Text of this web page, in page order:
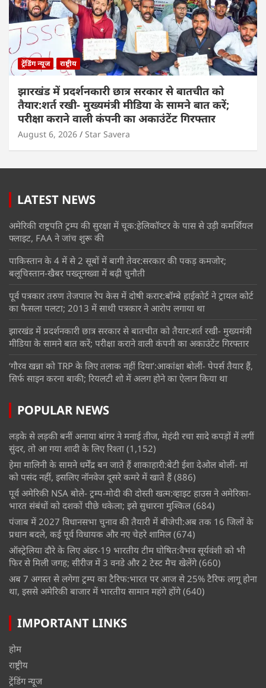
ट्रेंडिंग न्यूज राष्ट्रीय
झारखंड में प्रदर्शनकारी छात्र सरकार से बातचीत को
तैयार:शर्त रखी- मुख्यमंत्री मीडिया के सामने बात करें;
परीक्षा कराने वाली कंपनी का अकाउंटेंट गिरफ्तार
August 6, 2026 Star Savera
LATEST NEWS
अमेरिकी राष्ट्रपति ट्रम्प की सुरक्षा में चूक:हेलिकॉप्टर के पास से उड़ी कमर्शियल
फ्लाइट, FAA ने जांच शुरू की
पाकिस्तान के 4 में से 2 सूबों में बागी तेवर:सरकार की पकड़ कमजोर;
बलूचिस्तान-खैबर पख्तूनख्वा में बढ़ी चुनौती
पूर्व पत्रकार तरुण तेजपाल रेप केस में दोषी करार:बॉम्बे हाईकोर्ट ने ट्रायल कोर्ट
का फैसला पलटा; 2013 में साथी पत्रकार ने आरोप लगाया था
झारखंड में प्रदर्शनकारी छात्र सरकार से बातचीत को तैयार:शर्त रखी- मुख्यमंत्री
मीडिया के सामने बात करें; परीक्षा कराने वाली कंपनी का अकाउंटेंट गिरफ्तार
‘गौरव खन्ना को TRP के लिए तलाक नहीं दिया’:आकांक्षा बोलीं- पेपर्स तैयार हैं,
सिर्फ साइन करना बाकी; रियलटी शो में अलग होने का ऐलान किया था
POPULAR NEWS
लड़के से लड़की बनीं अनाया बांगर ने मनाई तीज, मेहंदी रचा सादे कपड़ों में लगीं
सुंदर, तो आ गया शादी के लिए रिश्ता (1,152)
हेमा मालिनी के सामने धर्मेंद्र बन जाते हैं शाकाहारी:बेटी ईशा देओल बोलीं- मां
को पसंद नहीं, इसलिए नॉनवेज दूसरे कमरे में खाते हैं (886)
पूर्व अमेरिकी NSA बोले- ट्रम्प-मोदी की दोस्ती खत्म:व्हाइट हाउस ने अमेरिका-
भारत संबंधों को दशकों पीछे धकेला; इसे सुधारना मुश्किल (684)
पंजाब में 2027 विधानसभा चुनाव की तैयारी में बीजेपी:अब तक 16 जिलों के
प्रधान बदले, कई पूर्व विधायक और नए चेहरे शामिल (674)
ऑस्ट्रेलिया दौरे के लिए अंडर-19 भारतीय टीम घोषित:वैभव सूर्यवंशी को भी
फिर से मिली जगह; सीरीज में 3 वनडे और 2 टेस्ट मैच खेलेंगे (660)
अब 7 अगस्त से लगेगा ट्रम्प का टैरिफ:भारत पर आज से 25% टैरिफ लागू होना
था, इससे अमेरिकी बाजार में भारतीय सामान महंगे होंगे (640)
IMPORTANT LINKS
होम
राष्ट्रीय
ट्रेंडिंग न्यूज